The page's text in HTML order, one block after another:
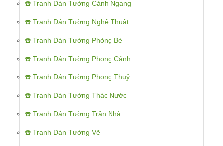
☎️ Tranh Dán Tường Cảnh Ngang
☎️ Tranh Dán Tường Nghệ Thuật
☎️ Tranh Dán Tường Phòng Bé
☎️ Tranh Dán Tường Phong Cảnh
☎️ Tranh Dán Tường Phong Thuỷ
☎️ Tranh Dán Tường Thác Nước
☎️ Tranh Dán Tường Trần Nhà
☎️ Tranh Dán Tường Vẽ